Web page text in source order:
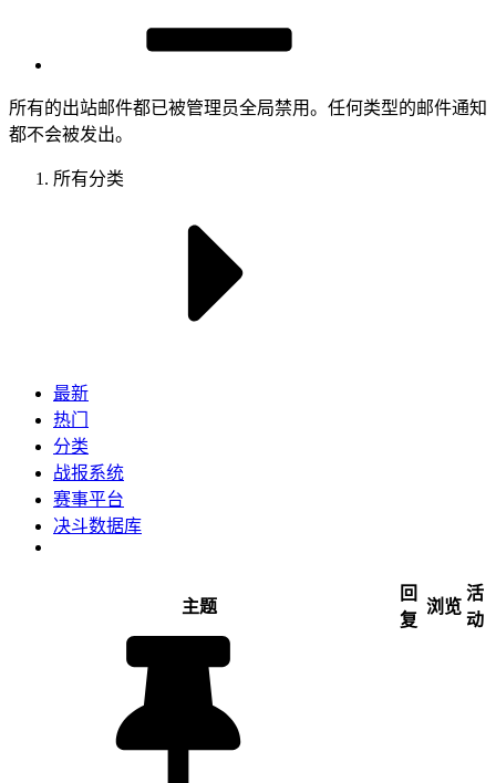
所有的出站邮件都已被管理员全局禁用。任何类型的邮件通知
都不会被发出。
所有分类
最新
热门
分类
战报系统
赛事平台
决斗数据库
主题
回
复
浏览
活
动